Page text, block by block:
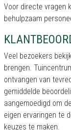
Voor directe vragen
behulpzaam
Veel bezoekers
brengen.
ontvangen van
gemiddelde
aangemoedigd om
eigen ervaringen te
keuzes te maken.